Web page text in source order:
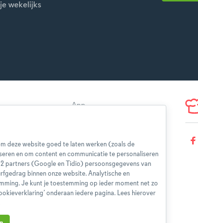
wekelijks
App
Bestelling herroepen
FAQ
deze website goed te laten werken (zoals de
en om content en communicatie te personaliseren
partners (Google en Tidio) persoonsgegevens van
binnen onze website. Analytische en
Je kunt je toestemming op ieder moment net zo
onderaan iedere pagina. Lees hierover